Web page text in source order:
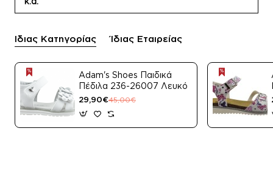
Ίδιας Κατηγορίας Ίδιας Εταιρείας
Adam's Shoes Παιδικά
Πέδιλα 236-26007 Λευκό
29,90€45,00€